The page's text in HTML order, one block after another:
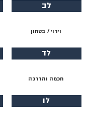
לב
וידוי / בטחון
לד
חכמה והדרכה
לו